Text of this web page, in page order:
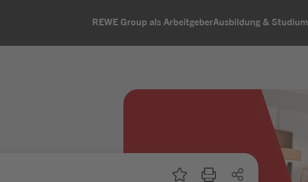
REWE Group als ArbeitgeberAusbildung & Studium